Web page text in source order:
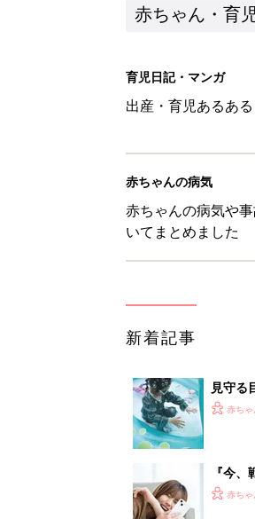
赤ちゃん・育
育児日記・マンガ
出産・育児あるあ
赤ちゃんの病気
赤ちゃんの病気や
いてまとめました
新着記事
見守る
赤ち
『今
赤ち